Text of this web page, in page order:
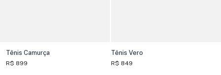
Tênis Camurça
R$ 899
Tênis Vero
R$ 849